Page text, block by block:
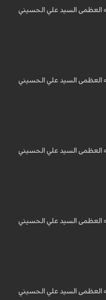
العظمى السيد علي الحسيني
العظمى السيد علي الحسيني
العظمى السيد علي الحسيني
العظمى السيد علي الحسيني
العظمى السيد علي الحسيني